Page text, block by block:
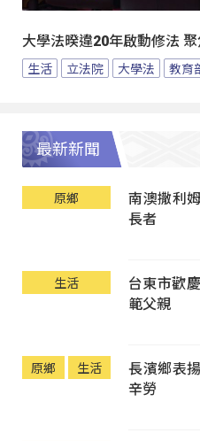
大學法暌違20年啟動修法
生活 立法院 大學法 教育
最新新聞
原鄉
南澳撒利
長者
生活
台東市歡
範父親
原鄉 生活
長濱鄉表
辛勞